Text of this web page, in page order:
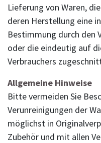
Lieferung von Waren,
deren Herstellung eine
Bestimmung durch den
oder die eindeutig auf
Verbrauchers
Allgemeine Hinweise
Bitte vermeiden Sie
Verunreinigungen der
möglichst in
Zubehör und mit allen